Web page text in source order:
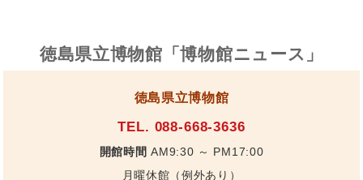
徳島県立博物館「博物館ニュース」
徳島県立博物館
TEL. 088-668-3636
開館時間 AM9:30 ～ PM17:00
月曜休館（例外あり）